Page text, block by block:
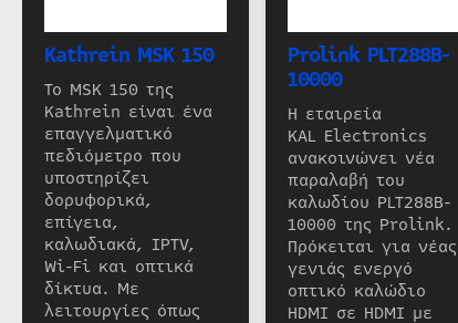
Kathrein MSK 150
Το MSK 150 της
Kathrein είναι ένα
επαγγελματικό
πεδιόμετρο που
υποστηρίζει
δορυφορικά,
επίγεια,
καλωδιακά, IPTV,
Wi-Fi και οπτικά
δίκτυα. Με
λειτουργίες όπως
Prolink PLT288B-
10000
Η εταιρεία
KAL Electronics
ανακοινώνει νέα
παραλαβή του
καλωδίου PLT288B-
10000 της Prolink.
Πρόκειται για νέας
γενιάς ενεργό
οπτικό καλώδιο
HDMI σε HDMI με